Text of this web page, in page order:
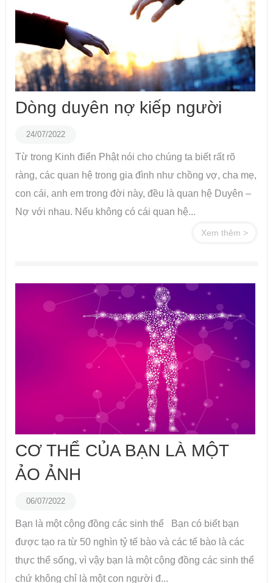
Dòng duyên nợ kiếp người
24/07/2022
Từ trong Kinh điển Phật nói cho chúng ta biết rất rõ
ràng, các quan hệ trong gia đình như chồng vợ, cha mẹ,
con cái, anh em trong đời này, đều là quan hệ Duyên –
Nợ với nhau. Nếu không có cái quan hệ...
Xem thêm >
CƠ THỂ CỦA BẠN LÀ MỘT
ẢO ẢNH
06/07/2022
Bạn là một cộng đồng các sinh thể Bạn có biết bạn
được tạo ra từ 50 nghìn tỷ tế bào và các tế bào là các
thực thể sống, vì vậy bạn là một cộng đồng các sinh thể
chứ không chỉ là một con người đ...